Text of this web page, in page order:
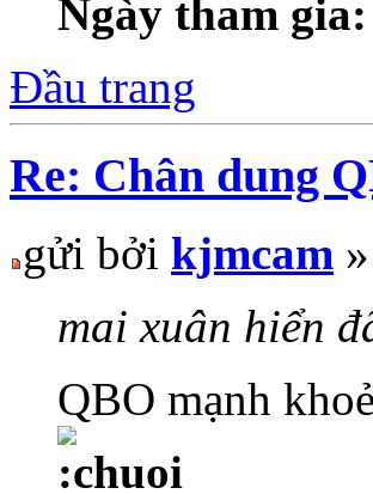
Ngày tham gia:
Đầu trang
Re: Chân dung
gửi bởi kjmcam
mai xuân hiển
QBO mạnh